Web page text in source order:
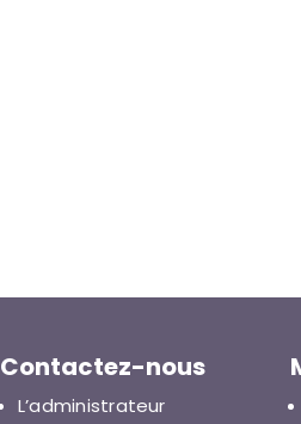
Contactez-nous
L’administrateur